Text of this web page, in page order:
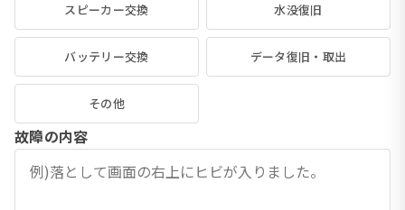
スピーカー交換 水没復旧
バッテリー交換 データ復旧・取出
その他
故障の内容